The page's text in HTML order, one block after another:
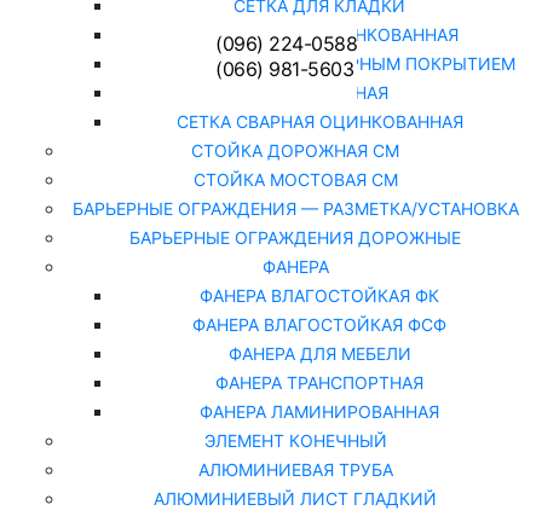
СЕТКА ДЛЯ КЛАДКИ
СЕТКА РАБИЦА ОЦИНКОВАННАЯ
СЕТКА РАБИЦА С ПОЛИМЕРНЫМ ПОКРЫТИЕМ
СЕТКА СВАРНАЯ
СЕТКА СВАРНАЯ ОЦИНКОВАННАЯ
СТОЙКА ДОРОЖНАЯ СМ
СТОЙКА МОСТОВАЯ СМ
БАРЬЕРНЫЕ ОГРАЖДЕНИЯ — РАЗМЕТКА/УСТАНОВКА
БАРЬЕРНЫЕ ОГРАЖДЕНИЯ ДОРОЖНЫЕ
ФАНЕРА
ФАНЕРА ВЛАГОСТОЙКАЯ ФК
ФАНЕРА ВЛАГОСТОЙКАЯ ФСФ
ФАНЕРА ДЛЯ МЕБЕЛИ
ФАНЕРА ТРАНСПОРТНАЯ
ФАНЕРА ЛАМИНИРОВАННАЯ
ЭЛЕМЕНТ КОНЕЧНЫЙ
АЛЮМИНИЕВАЯ ТРУБА
АЛЮМИНИЕВЫЙ ЛИСТ ГЛАДКИЙ
(096) 224-0588
(066) 981-5603